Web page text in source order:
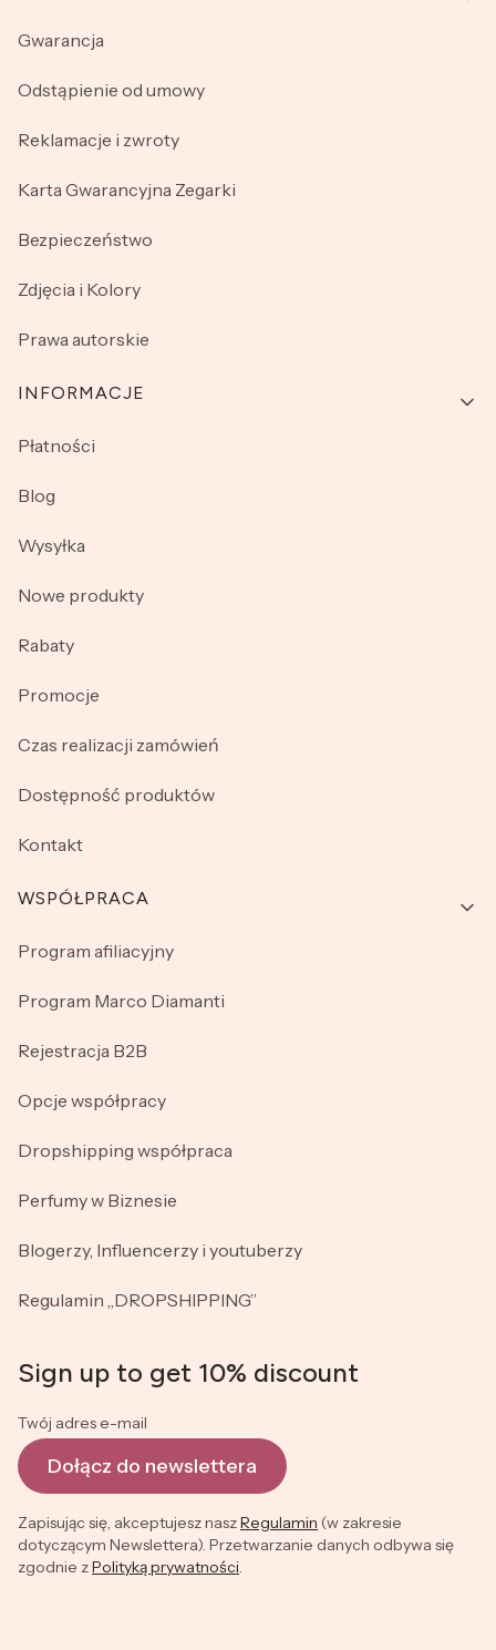
Gwarancja
Odstąpienie od umowy
Reklamacje i zwroty
Karta Gwarancyjna Zegarki
Bezpieczeństwo
Zdjęcia i Kolory
Prawa autorskie
INFORMACJE
Płatności
Blog
Wysyłka
Nowe produkty
Rabaty
Promocje
Czas realizacji zamówień
Dostępność produktów
Kontakt
WSPÓŁPRACA
Program afiliacyjny
Program Marco Diamanti
Rejestracja B2B
Opcje współpracy
Dropshipping współpraca
Perfumy w Biznesie
Blogerzy, Influencerzy i youtuberzy
Regulamin „DROPSHIPPING”
Sign up to get 10% discount
Twój adres e-mail
Dołącz do newslettera
Zapisując się, akceptujesz naszRegulamin (w zakresie
dotyczącym Newslettera). Przetwarzanie danych odbywa się
zgodnie zPolityką prywatności.